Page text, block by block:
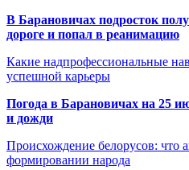
В Барановичах подросток
дороге и попал в реанимацию
Какие надпрофессиональные
успешной карьеры
Погода в Барановичах на 25
и дожди
Происхождение белорусов: что
формировании народа